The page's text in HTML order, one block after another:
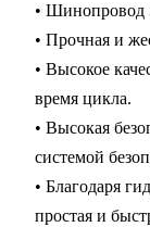
• Шинопровод
• Прочная и
• Высокое
время цикла.
• Высокая
системой
• Благодаря
простая и